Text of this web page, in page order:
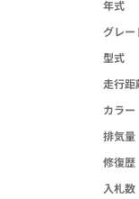
年式
グレー
型式
走行距
カラー
排気量
修復歴
入札数